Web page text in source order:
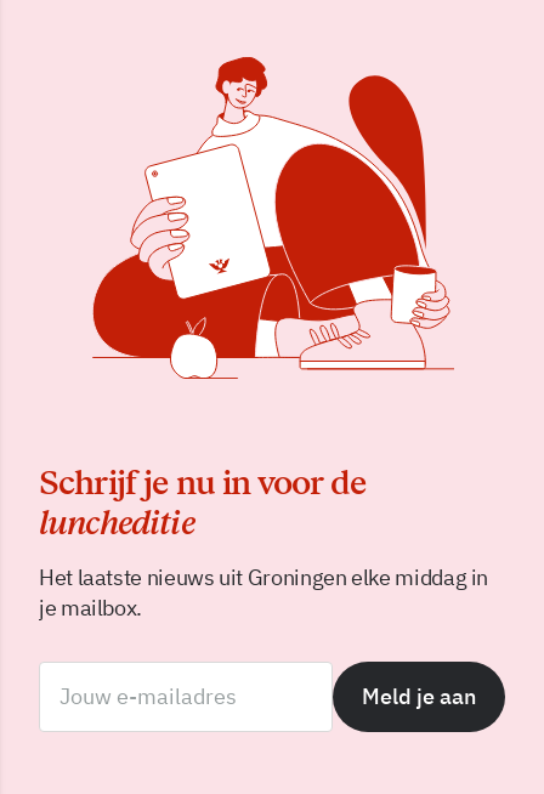
Schrijf je nu in voor de
luncheditie
Het laatste nieuws uit Groningen elke middag in
je mailbox.
Meld je aan